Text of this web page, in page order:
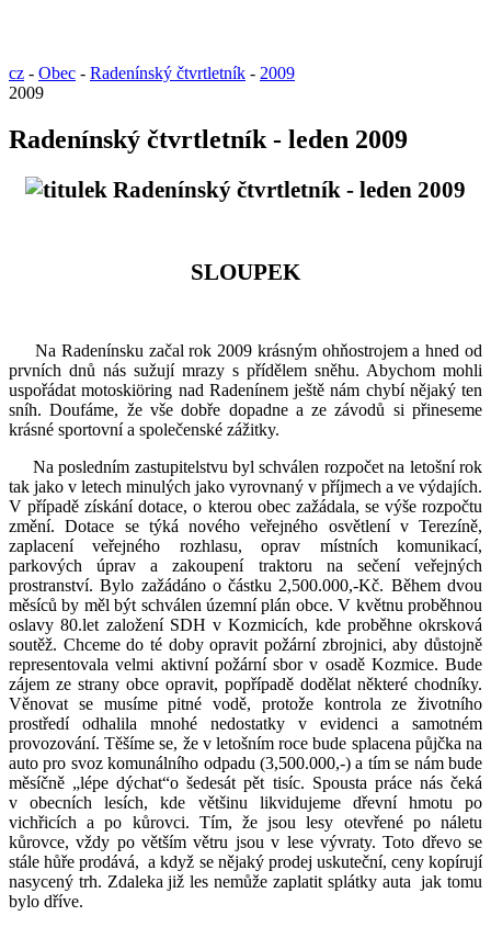
cz - Obec - Radenínský čtvrtletník - 2009
2009
Radenínský čtvrtletník - leden 2009
SLOUPEK
Na Radenínsku začal rok 2009 krásným ohňostrojem a hned od
prvních dnů nás sužují mrazy s přídělem sněhu. Abychom mohli
uspořádat motoskiöring nad Radenínem ještě nám chybí nějaký ten
sníh. Doufáme, že vše dobře dopadne a ze závodů si přineseme
krásné sportovní a společenské zážitky.
Na posledním zastupitelstvu byl schválen rozpočet na letošní rok
tak jako v letech minulých jako vyrovnaný v příjmech a ve výdajích.
V případě získání dotace, o kterou obec zažádala, se výše rozpočtu
změní. Dotace se týká nového veřejného osvětlení v Terezíně,
zaplacení veřejného rozhlasu, oprav místních komunikací,
parkových úprav a zakoupení traktoru na sečení veřejných
prostranství. Bylo zažádáno o částku 2,500.000,-Kč. Během dvou
měsíců by měl být schválen územní plán obce. V květnu proběhnou
oslavy 80.let založení SDH v Kozmicích, kde proběhne okrsková
soutěž. Chceme do té doby opravit požární zbrojnici, aby důstojně
representovala velmi aktivní požární sbor v osadě Kozmice. Bude
zájem ze strany obce opravit, popřípadě dodělat některé chodníky.
Věnovat se musíme pitné vodě, protože kontrola ze životního
prostředí odhalila mnohé nedostatky v evidenci a samotném
provozování. Těšíme se, že v letošním roce bude splacena půjčka na
auto pro svoz komunálního odpadu (3,500.000,-) a tím se nám bude
měsíčně „lépe dýchat“o šedesát pět tisíc. Spousta práce nás čeká
v obecních lesích, kde většinu likvidujeme dřevní hmotu po
vichřicích a po kůrovci. Tím, že jsou lesy otevřené po náletu
kůrovce, vždy po větším větru jsou v lese vývraty. Toto dřevo se
stále hůře prodává, a když se nějaký prodej uskuteční, ceny kopírují
nasycený trh. Zdaleka již les nemůže zaplatit splátky auta jak tomu
bylo dříve.